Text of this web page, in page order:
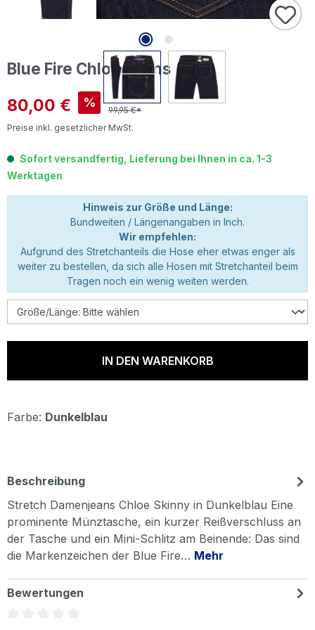
Blue Fire Chloe Jeans rinse
Verkaufspreis:
80,00 € %
99,95 €*
Preise inkl. gesetzlicher MwSt.
Sofort versandfertig, Lieferung bei Ihnen in ca. 1-3
Werktagen
Hinweis zur Größe und Länge:
Bundweiten / Längenangaben in Inch.
Wir empfehlen:
Aufgrund des Stretchanteils die Hose eher etwas enger als
weiter zu bestellen, da sich alle Hosen mit Stretchanteil beim
Tragen noch ein wenig weiten werden.
IN DEN WARENKORB
Farbe: Dunkelblau
Beschreibung
Stretch Damenjeans Chloe Skinny in Dunkelblau Eine
prominente Münztasche, ein kurzer Reißverschluss an
der Tasche und ein Mini-Schlitz am Beinende: Das sind
die Markenzeichen der Blue Fire… Mehr
Bewertungen